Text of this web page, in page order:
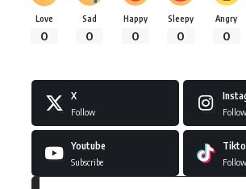
Love
0
Sad
0
Happy
0
Sleepy
0
Angry
0
X
Follow Follow
Youtube
Subscribe Follow